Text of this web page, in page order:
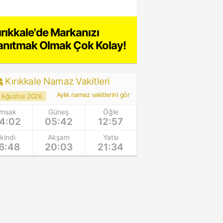
Markanızı
Olmak Çok Kolay!
Kırıkkale Namaz Vakitleri
Ağustos 2026 Aylık namaz vakitlerini gör
Güneş
05:42
Öğle
12:57
Akşam
20:03
Yatsı
21:34